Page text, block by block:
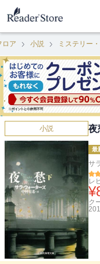
ロア 小説 ミステリー
小説
最
サ
レ
¥
ク